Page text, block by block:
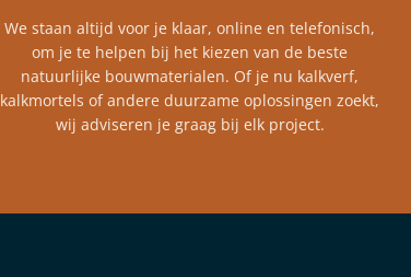
We staan altijd voor je klaar, online en telefonisch,
om je te helpen bij het kiezen van de beste
natuurlijke bouwmaterialen. Of je nu kalkverf,
kalkmortels of andere duurzame oplossingen zoekt,
wij adviseren je graag bij elk project.​